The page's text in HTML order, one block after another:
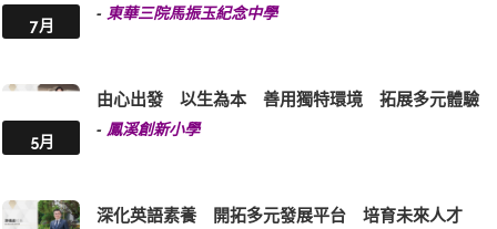
7月
- 東華三院馬振玉紀念中學
5月
由心出發 以生為本 善用獨特環境 拓展多元體驗
- 鳳溪創新小學
深化英語素養 開拓多元發展平台 培育未來人才